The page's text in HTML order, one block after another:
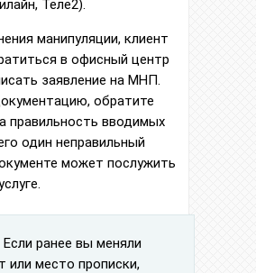
Теле2).
манипуляции, клиент
в офисный центр
заявление на МНП.
обратите
правильность вводимых
один неправильный
может послужить
Если ранее вы меняли
или место прописки,